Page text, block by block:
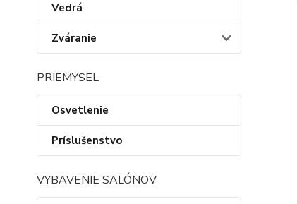
Vedrá
Zváranie
PRIEMYSEL
Osvetlenie
Príslušenstvo
VYBAVENIE SALÓNOV